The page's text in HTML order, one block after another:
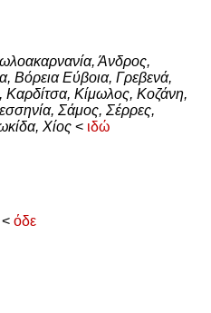
Άνδρος,
Βόρεια Εύβοια, Γρεβενά,
Καρδίτσα, Κίμωλος, Κοζάνη,
Σάμος, Σέρρες,
Χίος < ιδώ
< όδε